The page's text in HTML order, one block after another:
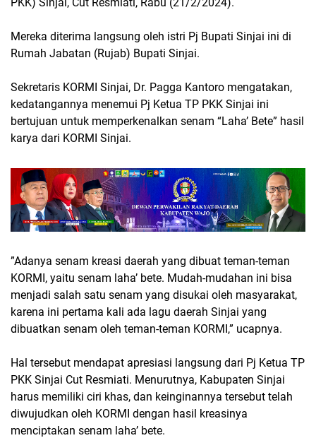
Mereka diterima langsung oleh istri Pj Bupati Sinjai ini di
Rumah Jabatan (Rujab) Bupati Sinjai.
Sekretaris KORMI Sinjai, Dr. Pagga Kantoro mengatakan,
kedatangannya menemui Pj Ketua TP PKK Sinjai ini
bertujuan untuk memperkenalkan senam “Laha’ Bete” hasil
karya dari KORMI Sinjai.
”Adanya senam kreasi daerah yang dibuat teman-teman
KORMI, yaitu senam laha’ bete. Mudah-mudahan ini bisa
menjadi salah satu senam yang disukai oleh masyarakat,
karena ini pertama kali ada lagu daerah Sinjai yang
dibuatkan senam oleh teman-teman KORMI,” ucapnya.
Hal tersebut mendapat apresiasi langsung dari Pj Ketua TP
PKK Sinjai Cut Resmiati. Menurutnya, Kabupaten Sinjai
harus memiliki ciri khas, dan keinginannya tersebut telah
diwujudkan oleh KORMI dengan hasil kreasinya
menciptakan senam laha’ bete.